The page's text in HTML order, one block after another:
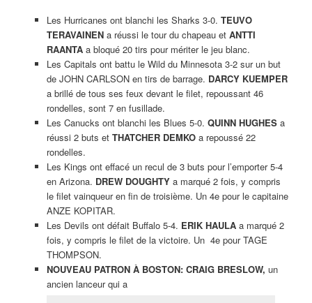
Les Hurricanes ont blanchi les Sharks 3-0. TEUVO
TERAVAINENa réussi le tour du chapeau et ANTTI
RAANTAa bloqué 20 tirs pour mériter le jeu blanc.
Les Capitals ont battu le Wild du Minnesota 3-2 sur un but
de JOHN CARLSON en tirs de barrage. DARCY KUEMPER
a brillé de tous ses feux devant le filet, repoussant 46
rondelles, sont 7 en fusillade.
Les Canucks ont blanchi les Blues 5-0. QUINN HUGHESa
réussi 2 buts et THATCHER DEMKOa repoussé 22
rondelles.
Les Kings ont effacé un recul de 3 buts pour l’emporter 5-4
en Arizona. DREW DOUGHTYa marqué 2 fois, y compris
le filet vainqueur en fin de troisième. Un 4e pour le capitaine
ANZE KOPITAR.
Les Devils ont défait Buffalo 5-4. ERIK HAULAa marqué 2
fois, y compris le filet de la victoire. Un 4e pour TAGE
THOMPSON.
NOUVEAU PATRON À BOSTON: CRAIG BRESLOW, un
ancien lanceur qui a